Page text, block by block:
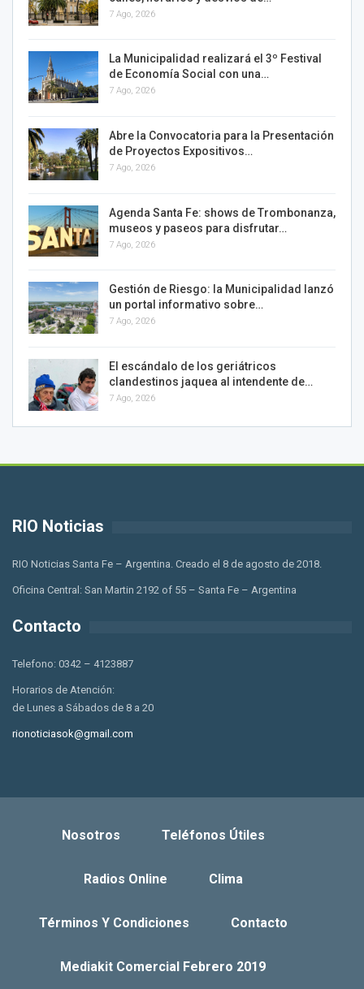
7 Ago, 2026
La Municipalidad realizará el 3º Festival
de Economía Social con una…
7 Ago, 2026
Abre la Convocatoria para la Presentación
de Proyectos Expositivos…
7 Ago, 2026
Agenda Santa Fe: shows de Trombonanza,
museos y paseos para disfrutar…
7 Ago, 2026
Gestión de Riesgo: la Municipalidad lanzó
un portal informativo sobre…
7 Ago, 2026
El escándalo de los geriátricos
clandestinos jaquea al intendente de…
7 Ago, 2026
RIO Noticias
RIO Noticias Santa Fe – Argentina. Creado el 8 de agosto de 2018.
Oficina Central: San Martin 2192 of 55 – Santa Fe – Argentina
Contacto
Telefono: 0342 – 4123887
Horarios de Atención:
de Lunes a Sábados de 8 a 20
rionoticiasok@gmail.com
Nosotros Teléfonos Útiles
Radios Online Clima
Términos Y Condiciones Contacto
Mediakit Comercial Febrero 2019